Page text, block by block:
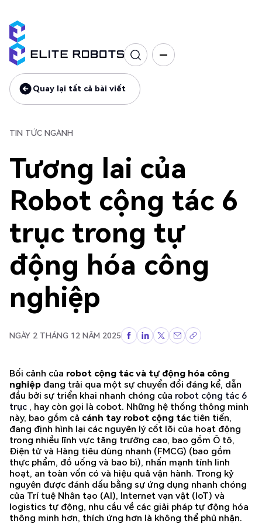
Quay lại tất cả bài viết
Quay lại tất cả bài viết
TIN TỨC NGÀNH
Tương lai của
Robot cộng tác 6
trục trong tự
động hóa công
nghiệp
NGÀY 2 THÁNG 12 NĂM 2025
Bối cảnh của robot cộng tác và tự động hóa công
nghiệpđang trải qua một sự chuyển đổi đáng kể, dẫn
đầu bởi sự triển khai nhanh chóng của robot cộng tác 6
trục, hay còn gọi là cobot. Những hệ thống thông minh
này, bao gồm cả cánh tay robot cộng táctiên tiến,
đang định hình lại các nguyên lý cốt lõi của hoạt động
trong nhiều lĩnh vực tăng trưởng cao, bao gồm Ô tô,
Điện tử và Hàng tiêu dùng nhanh (FMCG) (bao gồm
thực phẩm, đồ uống và bao bì), nhấn mạnh tính linh
hoạt, an toàn vốn có và hiệu quả vận hành. Trong kỷ
nguyên được đánh dấu bằng sự ứng dụng nhanh chóng
của Trí tuệ Nhân tạo (AI), Internet vạn vật (IoT) và
logistics tự động, nhu cầu về các giải pháp tự động hóa
thông minh hơn, thích ứng hơn là không thể phủ nhận.